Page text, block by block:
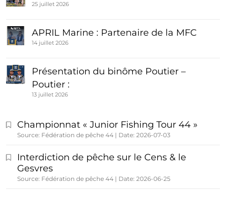
25 juillet 2026
APRIL Marine : Partenaire de la MFC
14 juillet 2026
Présentation du binôme Poutier –
Poutier :
13 juillet 2026
Championnat « Junior Fishing Tour 44 »
Source: Fédération de pêche 44 Date: 2026-07-03
Interdiction de pêche sur le Cens & le
Gesvres
Source: Fédération de pêche 44 Date: 2026-06-25